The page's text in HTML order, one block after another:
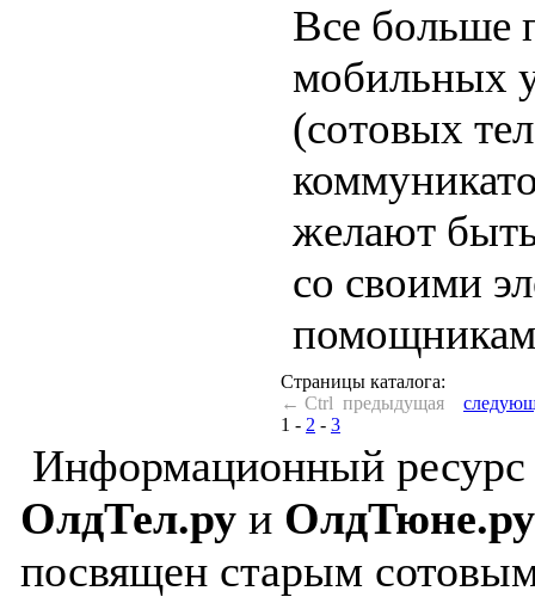
Все больше
мобильных
(сотовых
желают
со своими
Страницы каталога:
← Ctrl предыдущая
1 - 2 - 3
Информационный ресурс
ОлдТел.ру и ОлдТюне.ру
посвящен старым